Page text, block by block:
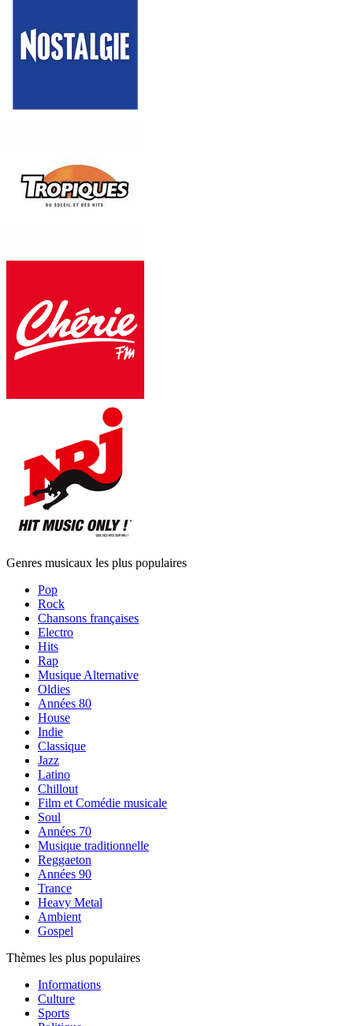
Genres musicaux les plus populaires
Pop
Rock
Chansons françaises
Electro
Hits
Rap
Musique Alternative
Oldies
Années 80
House
Indie
Classique
Jazz
Latino
Chillout
Film et Comédie musicale
Soul
Années 70
Musique traditionnelle
Reggaeton
Années 90
Trance
Heavy Metal
Ambient
Gospel
Thèmes les plus populaires
Informations
Culture
Sports